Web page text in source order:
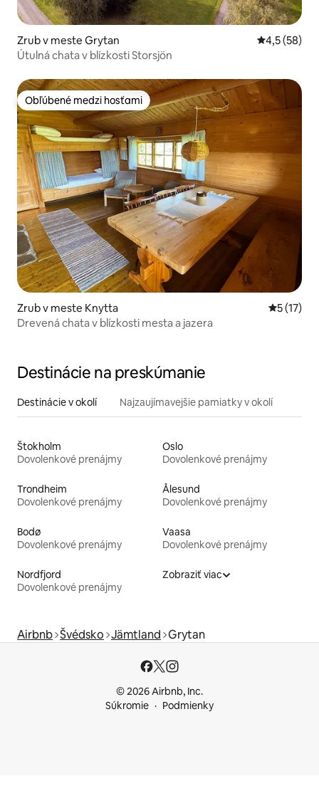
Zrub v meste Grytan Priemerné
4,5 (58)
Útulná chata v blízkosti Storsjön
Obľúbené medzi hosťami
Obľúbené medzi hosťami
Zrub v meste Knytta
5 (17)
Drevená chata v blízkosti mesta a jazera
Destinácie na preskúmanie
Destinácie v okolí Najzaujímavejšie pamiatky v okolí
Štokholm
Dovolenkové prenájmy
Oslo
Dovolenkové prenájmy
Trondheim
Dovolenkové prenájmy
Ålesund
Dovolenkové prenájmy
Bodø
Dovolenkové prenájmy
Vaasa
Dovolenkové prenájmy
Nordfjord
Dovolenkové prenájmy
Zobraziť viac
Airbnb Švédsko Jämtland Grytan
© 2026 Airbnb, Inc.
Súkromie
Podmienky